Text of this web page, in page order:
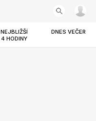
NEJBLIŽŠÍ
4 HODINY
DNES VEČER